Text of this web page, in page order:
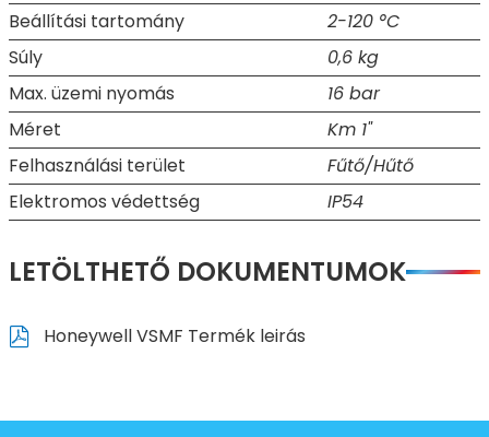
Beállítási tartomány
2-120 °C
Súly
0,6 kg
Max. üzemi nyomás
16 bar
Méret
Km 1"
Felhasználási terület
Fűtő/Hűtő
Elektromos védettség
IP54
LETÖLTHETŐ DOKUMENTUMOK
Honeywell VSMF Termék leirás